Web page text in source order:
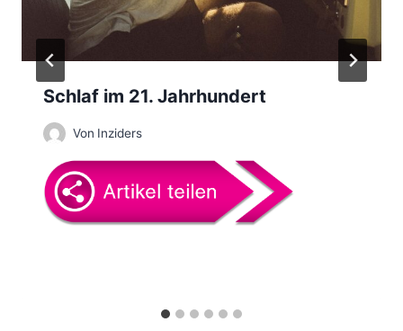
Schlaf im 21. Jahrhundert
Von Inziders